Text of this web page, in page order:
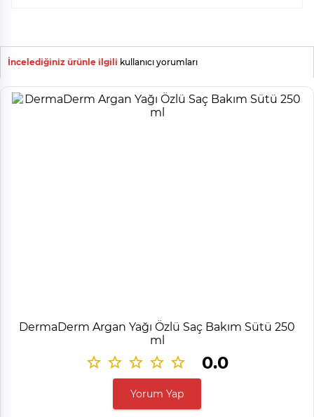
İncelediğiniz ürünle ilgili kullanıcı yorumları
DermaDerm Argan Yağı Özlü Saç Bakım Sütü 250
ml
0.0
Yorum Yap